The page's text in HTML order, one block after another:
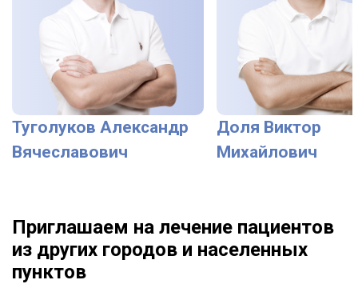
Туголуков Александр
Вячеславович
Доля Виктор
Михайлович
Приглашаем на лечение пациентов
из других городов и населенных
пунктов